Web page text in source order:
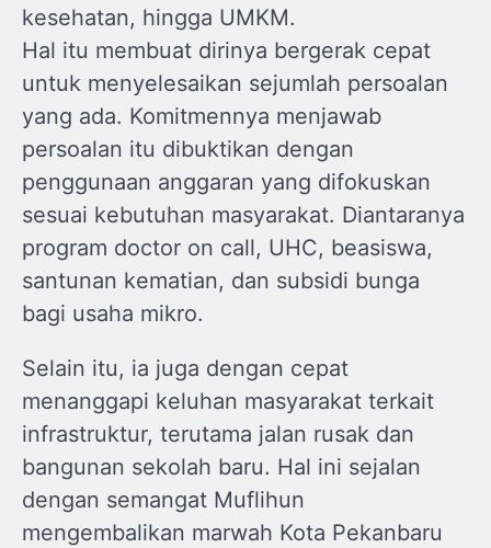
kesehatan, hingga UMKM.
Hal itu membuat dirinya bergerak cepat
untuk menyelesaikan sejumlah persoalan
yang ada. Komitmennya menjawab
persoalan itu dibuktikan dengan
penggunaan anggaran yang difokuskan
sesuai kebutuhan masyarakat. Diantaranya
program doctor on call, UHC, beasiswa,
santunan kematian, dan subsidi bunga
bagi usaha mikro.
Selain itu, ia juga dengan cepat
menanggapi keluhan masyarakat terkait
infrastruktur, terutama jalan rusak dan
bangunan sekolah baru. Hal ini sejalan
dengan semangat Muflihun
mengembalikan marwah Kota Pekanbaru